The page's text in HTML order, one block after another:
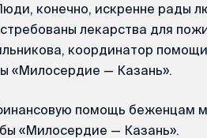
конечно, искренне рады
лекарства для
координатор
«Милосердие — Казань».
помощь беженцам
«Милосердие — Казань».